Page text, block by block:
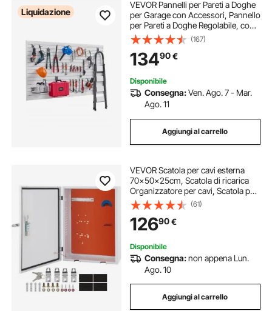
Liquidazione
VEVOR Pannelli per Pareti a Doghe
per Garage con Accessori, Pannello
per Pareti a Doghe Regolabile, con
Struttura di Accoppiamento e Taglio
Fai da Te Stoccaggio, Bianco 1225 x
2450 x 20 mm
(167)
13490€
Disponibile
Consegna:Ven. Ago. 7 - Mar.
Ago. 11
Aggiungi al carrello
VEVOR Scatola per cavi esterna
70x50x25cm, Scatola di ricarica
Organizzatore per cavi, Scatola per
recinzione elettrica in acciaio a
freddo antipolvere IP32, per
connettore a parete
(61)
12690€
Disponibile
Consegna:non appena Lun.
Ago. 10
Aggiungi al carrello